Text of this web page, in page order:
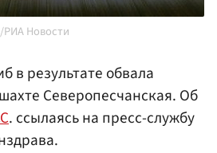
РИА Новости
в результате обвала
Северопесчанская. Об
. ссылаясь на пресс-службу